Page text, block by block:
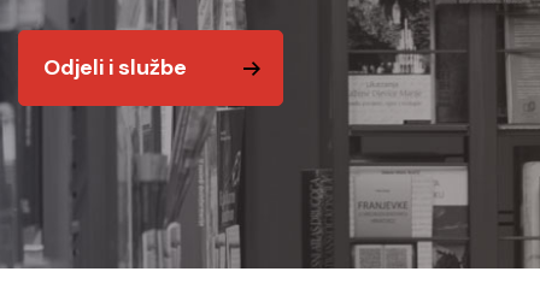
Odjeli i službe